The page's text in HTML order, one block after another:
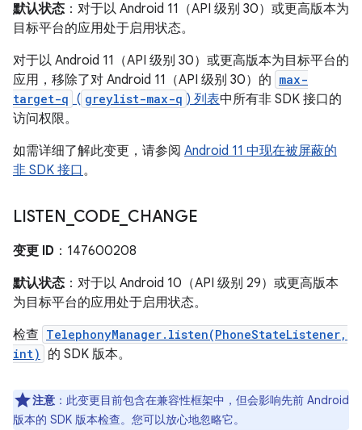
默认状态 ：对于以 Android 11（API 级别 30）或更高版本为
目标平台的应用处于启用状态。
对于以 Android 11（API 级别 30）或更高版本为目标平台的
应用，移除了对 Android 11（API 级别 30）的 max-
target-q ( greylist-max-q ) 列表中所有非 SDK 接口的
访问权限。
如需详细了解此变更，请参阅 Android 11 中现在被屏蔽的
非 SDK 接口。
LISTEN CODE CHANGE
变更 ID ：147600208
默认状态 ：对于以 Android 10（API 级别 29）或更高版本
为目标平台的应用处于启用状态。
检查 TelephonyManager.listen(PhoneStateListener,
int)
的 SDK 版本。
注意 ：此变更目前包含在兼容性框架中，但会影响先前 Android
版本的 SDK 版本检查。您可以放心地忽略它。